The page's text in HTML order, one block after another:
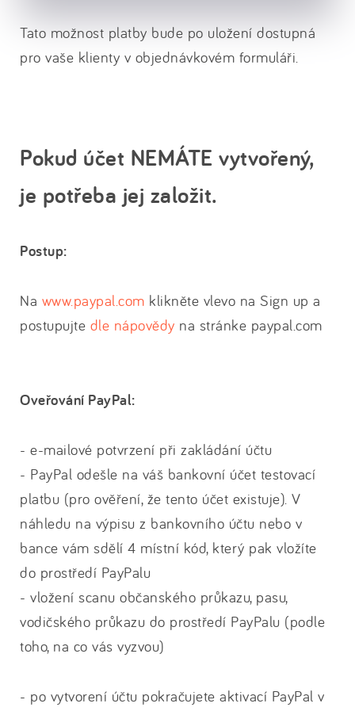
Tato možnost platby bude po uložení dostupná
pro vaše klienty v objednávkovém formuláři.
Pokud účet NEMÁTE vytvořený,
je potřeba jej založit.
Postup:
Na www.paypal.com klikněte vlevo na Sign up a
postupujte dle nápovědy na stránke paypal.com
Oveřování PayPal:
- e-mailové potvrzení při zakládání účtu
- PayPal odešle na váš bankovní účet testovací
platbu (pro ověření, že tento účet existuje). V
náhledu na výpisu z bankovního účtu nebo v
bance vám sdělí 4 místní kód, který pak vložíte
do prostředí PayPalu
- vložení scanu občanského průkazu, pasu,
vodičského průkazu do prostředí PayPalu (podle
toho, na co vás vyzvou)
- po vytvorení účtu pokračujete aktivací PayPal v